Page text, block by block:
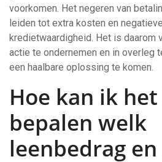
voorkomen. Het negeren van
leiden tot extra kosten en
kredietwaardigheid. Het is daarom
actie te ondernemen en in overleg
een haalbare oplossing te komen.
Hoe kan ik
bepalen welk
leenbedrag